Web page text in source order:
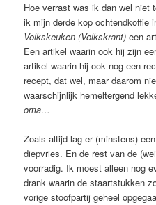
Hoe verrast was ik dan wel niet
ik mijn derde kop ochtendkoffie
Volkskeuken (Volkskrant)een
Een artikel waarin ook hij zijn
artikel waarin hij ook nog een
recept, dat wel, maar daarom
waarschijnlijk hemeltergend
oma…
Zoals altijd lag er (minstens)
diepvries. En de rest van de
voorradig. Ik moest alleen nog
drank waarin de staartstukken
vorige stoofpartij geheel